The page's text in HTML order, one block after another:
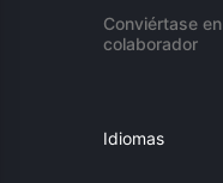
Conviértase en
colaborador
Idiomas